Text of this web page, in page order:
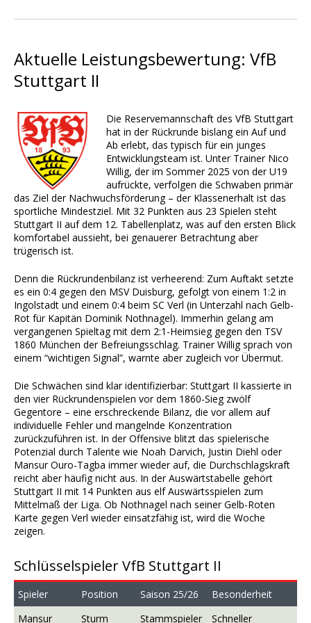
Aktuelle Leistungsbewertung: VfB
Stuttgart II
Die Reservemannschaft des VfB Stuttgart
hat in der Rückrunde bislang ein Auf und
Ab erlebt, das typisch für ein junges
Entwicklungsteam ist. Unter Trainer Nico
Willig, der im Sommer 2025 von der U19
aufrückte, verfolgen die Schwaben primär
das Ziel der Nachwuchsförderung – der Klassenerhalt ist das
sportliche Mindestziel. Mit 32 Punkten aus 23 Spielen steht
Stuttgart II auf dem 12. Tabellenplatz, was auf den ersten Blick
komfortabel aussieht, bei genauerer Betrachtung aber
trügerisch ist.
Denn die Rückrundenbilanz ist verheerend: Zum Auftakt setzte
es ein 0:4 gegen den MSV Duisburg, gefolgt von einem 1:2 in
Ingolstadt und einem 0:4 beim SC Verl (in Unterzahl nach Gelb-
Rot für Kapitän Dominik Nothnagel). Immerhin gelang am
vergangenen Spieltag mit dem 2:1-Heimsieg gegen den TSV
1860 München der Befreiungsschlag. Trainer Willig sprach von
einem “wichtigen Signal”, warnte aber zugleich vor Übermut.
Die Schwächen sind klar identifizierbar: Stuttgart II kassierte in
den vier Rückrundenspielen vor dem 1860-Sieg zwölf
Gegentore – eine erschreckende Bilanz, die vor allem auf
individuelle Fehler und mangelnde Konzentration
zurückzuführen ist. In der Offensive blitzt das spielerische
Potenzial durch Talente wie Noah Darvich, Justin Diehl oder
Mansur Ouro-Tagba immer wieder auf, die Durchschlagskraft
reicht aber häufig nicht aus. In der Auswärtstabelle gehört
Stuttgart II mit 14 Punkten aus elf Auswärtsspielen zum
Mittelmaß der Liga. Ob Nothnagel nach seiner Gelb-Roten
Karte gegen Verl wieder einsatzfähig ist, wird die Woche
zeigen.
Schlüsselspieler VfB Stuttgart II
Spieler Position Saison 25/26
Besonderheit
Mansur
Sturm Stammspieler Schneller